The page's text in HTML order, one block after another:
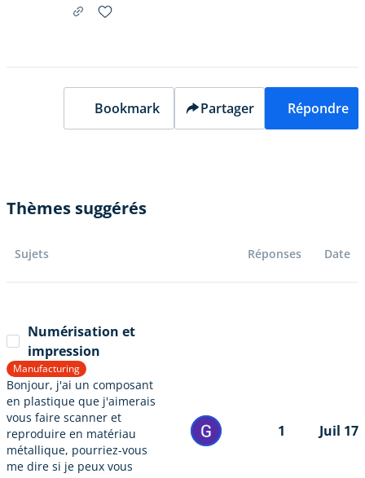
Bookmark Partager Répondre
Thèmes suggérés
Sujets Réponses Date
Numérisation et
impression
Manufacturing
Bonjour, j'ai un composant
en plastique que j'aimerais
vous faire scanner et
reproduire en matériau
métallique, pourriez-vous
me dire si je peux vous
1 Juil 17